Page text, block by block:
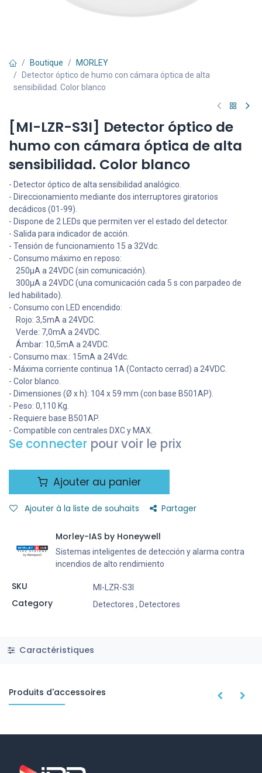
Boutique
MORLEY
Detector óptico de humo con cámara óptica de alta
sensibilidad. Color blanco
[MI-LZR-S3I] Detector óptico de
humo con cámara óptica de alta
sensibilidad. Color blanco
- Detector óptico de alta sensibilidad analógico.
- Direccionamiento mediante dos interruptores giratorios
decádicos (01-99).
- Dispone de 2 LEDs que permiten ver el estado del detector.
- Salida para indicador de acción.
- Tensión de funcionamiento 15 a 32Vdc.
- Consumo máximo en reposo:
250µA a 24VDC (sin comunicación).
300µA a 24VDC (una comunicación cada 5 s con parpadeo de
led habilitado).
- Consumo con LED encendido:
Rojo: 3,5mA a 24VDC.
Verde: 7,0mA a 24VDC.
Ámbar: 10,5mA a 24VDC.
- Consumo max.: 15mA a 24Vdc.
- Máxima corriente continua 1A (Contacto cerrad) a 24VDC.
- Color blanco.
- Dimensiones (Ø x h): 104 x 59 mm (con base B501AP).
- Peso: 0,110 Kg.
- Requiere base B501AP.
- Compatible con centrales DXC y MAX.
Se connecter pour voir le prix
Ajouter au panier
Ajouter à la liste de souhaits Partager
Morley-IAS by Honeywell
Sistemas inteligentes de detección y alarma contra
incendios de alto rendimiento
SKU MI-LZR-S3I
Category Detectores , Detectores
Caractéristiques
Produits d'accessoires